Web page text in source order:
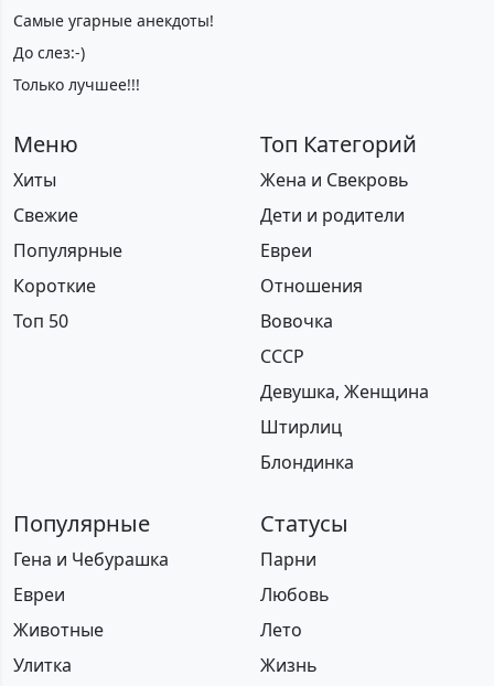
Самые угарные анекдоты!
До слез:-)
Только лучшее!!!
Меню
Хиты
Свежие
Популярные
Короткие
Топ 50
Топ Категорий
Жена и Свекровь
Дети и родители
Евреи
Отношения
Вовочка
СССР
Девушка, Женщина
Штирлиц
Блондинка
Популярные
Гена и Чебурашка
Евреи
Животные
Улитка
Статусы
Парни
Любовь
Лето
Жизнь